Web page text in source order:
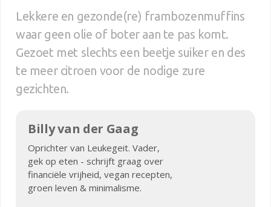
Lekkere en gezonde(re) frambozenmuffins
waar geen olie of boter aan te pas komt.
Gezoet met slechts een beetje suiker en des
te meer citroen voor de nodige zure
gezichten.
Billy van der Gaag
Oprichter van Leukegeit. Vader,
gek op eten - schrijft graag over
financiële vrijheid, vegan recepten,
groen leven & minimalisme.